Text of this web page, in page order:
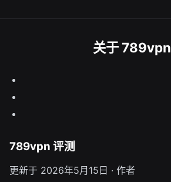
关于 789vpn
789vpn 评测
更新于 2026年5月15日 · 作者